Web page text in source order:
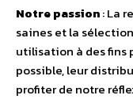
Notre passion: La
saines et la
utilisation à des fins
possible, leur
profiter de notre